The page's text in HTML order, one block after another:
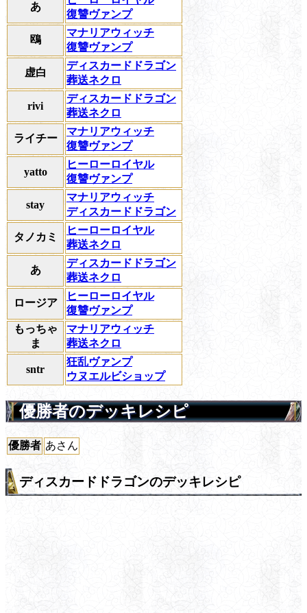
あ
復讐ヴァンプ
鴎
マナリアウィッチ
復讐ヴァンプ
虚白
ディスカードドラゴン
葬送ネクロ
rivi
ディスカードドラゴン
葬送ネクロ
ライチー
マナリアウィッチ
復讐ヴァンプ
yatto
ヒーローロイヤル
復讐ヴァンプ
stay
マナリアウィッチ
ディスカードドラゴン
タノカミ
ヒーローロイヤル
葬送ネクロ
あ
ディスカードドラゴン
葬送ネクロ
ロージア
ヒーローロイヤル
復讐ヴァンプ
もっちゃ
ま
マナリアウィッチ
葬送ネクロ
sntr
狂乱ヴァンプ
ウヌエルビショップ
優勝者のデッキレシピ
優勝者 あさん
ディスカードドラゴンのデッキレシピ